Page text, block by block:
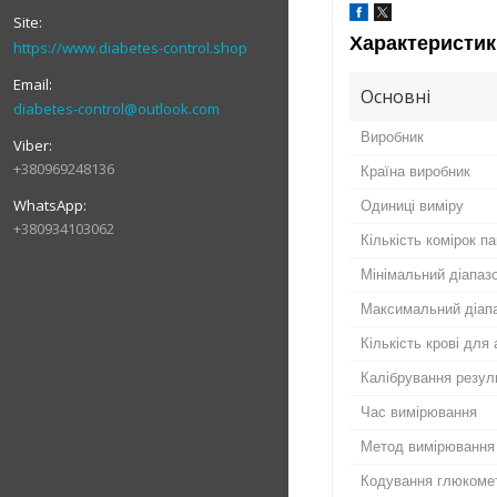
https://www.diabetes-control.shop
diabetes-control@outlook.com
+380969248136
+380934103062
Основні
Виробник
Країна виробник
Одиниці виміру
Кількість комірок
Мінімальний
Максимальний
Кількість крові для
Калібрування
Час вимірювання
Метод вимірювання
Кодування